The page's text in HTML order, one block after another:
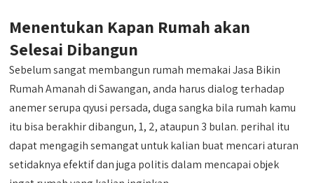
Menentukan Kapan Rumah akan
Selesai Dibangun
Sebelum sangat membangun rumah memakai Jasa Bikin
Rumah Amanah di Sawangan, anda harus dialog terhadap
anemer serupa qyusi persada, duga sangka bila rumah kamu
itu bisa berakhir dibangun, 1, 2, ataupun 3 bulan. perihal itu
dapat mengagih semangat untuk kalian buat mencari aturan
setidaknya efektif dan juga politis dalam mencapai objek